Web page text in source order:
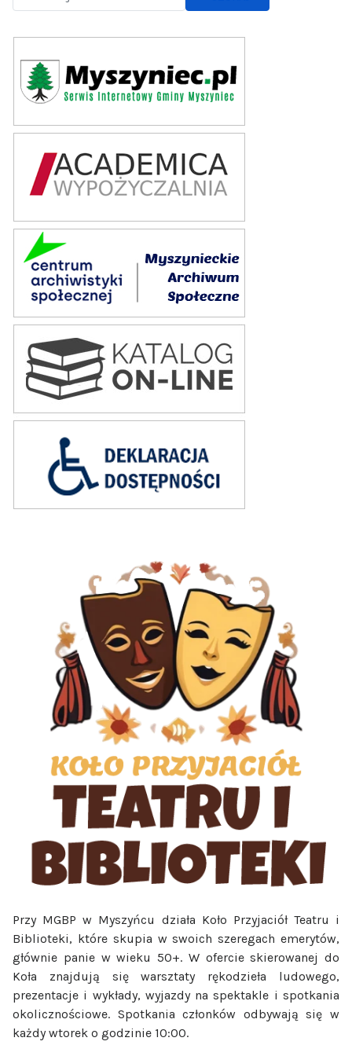
Przy MGBP w Myszyńcu działa Koło Przyjaciół Teatru i
Biblioteki, które skupia w swoich szeregach emerytów,
głównie panie w wieku 50+. W ofercie skierowanej do
Koła znajdują się warsztaty rękodzieła ludowego,
prezentacje i wykłady, wyjazdy na spektakle i spotkania
okolicznościowe. Spotkania członków odbywają się w
każdy wtorek o godzinie 10:00.